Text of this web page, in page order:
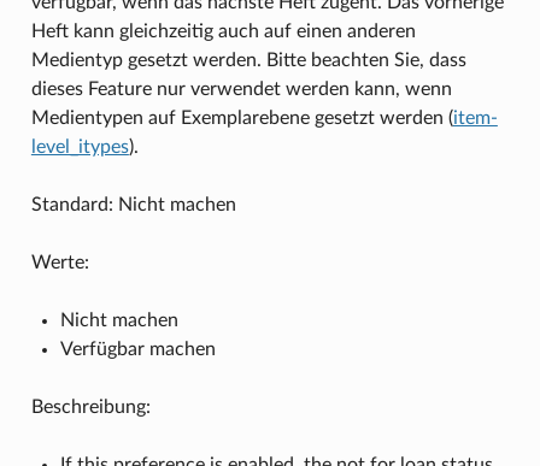
Heft kann gleichzeitig auch auf einen anderen
Medientyp gesetzt werden. Bitte beachten Sie, dass
dieses Feature nur verwendet werden kann, wenn
Medientypen auf Exemplarebene gesetzt werden (item-
level_itypes).
Standard: Nicht machen
Werte:
Nicht machen
Verfügbar machen
Beschreibung: